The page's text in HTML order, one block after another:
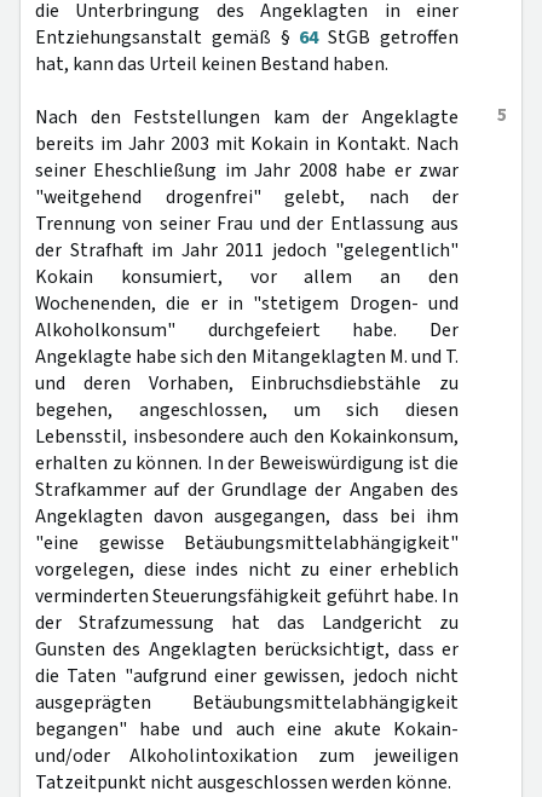
die Unterbringung des Angeklagten in einer
Entziehungsanstalt gemäß § 64StGB getroffen
hat, kann das Urteil keinen Bestand haben.
5
Nach den Feststellungen kam der Angeklagte
bereits im Jahr 2003 mit Kokain in Kontakt. Nach
seiner Eheschließung im Jahr 2008 habe er zwar
"weitgehend drogenfrei" gelebt, nach der
Trennung von seiner Frau und der Entlassung aus
der Strafhaft im Jahr 2011 jedoch "gelegentlich"
Kokain konsumiert, vor allem an den
Wochenenden, die er in "stetigem Drogen- und
Alkoholkonsum" durchgefeiert habe. Der
Angeklagte habe sich den Mitangeklagten M. und T.
und deren Vorhaben, Einbruchsdiebstähle zu
begehen, angeschlossen, um sich diesen
Lebensstil, insbesondere auch den Kokainkonsum,
erhalten zu können. In der Beweiswürdigung ist die
Strafkammer auf der Grundlage der Angaben des
Angeklagten davon ausgegangen, dass bei ihm
"eine gewisse Betäubungsmittelabhängigkeit"
vorgelegen, diese indes nicht zu einer erheblich
verminderten Steuerungsfähigkeit geführt habe. In
der Strafzumessung hat das Landgericht zu
Gunsten des Angeklagten berücksichtigt, dass er
die Taten "aufgrund einer gewissen, jedoch nicht
ausgeprägten Betäubungsmittelabhängigkeit
begangen" habe und auch eine akute Kokain-
und/oder Alkoholintoxikation zum jeweiligen
Tatzeitpunkt nicht ausgeschlossen werden könne.